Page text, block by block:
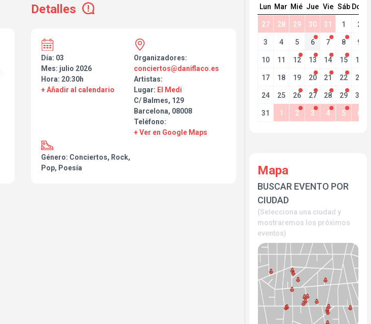
Detalles
Día: 03
Mes: julio 2026
Hora: 20:30h
+ Añadir al calendario
Organizadores:
conciertos@daniflaco.es
Artistas:
Lugar: El Medi
C/ Balmes, 129
Barcelona, 08008
Teléfono:
+ Ver en Google Maps
Género: Conciertos, Rock,
Pop, Poesía
Lun Mar Mié Jue Vie Sáb Dom
27 28 29 30 31 1 2
3 4 5 6 7 8 9
10 11 12 13 14 15 16
17 18 19 20 21 22 23
24 25 26 27 28 29 30
31 1 2 3 4 5 6
Mapa
BUSCAR EVENTO POR
CIUDAD
(Selecciona una ciudad y
mostraremos los próximos
eventos)